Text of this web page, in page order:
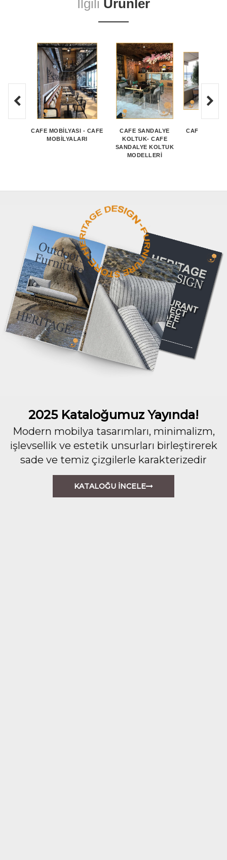
İlgili Ürünler
CAFE MOBİLYASI - CAFE
MOBİLYALARI
CAFE SANDALYE
KOLTUK- CAFE
SANDALYE KOLTUK
MODELLERİ
CAFE
2025 Kataloğumuz Yayında!
Modern mobilya tasarımları, minimalizm,
işlevsellik ve estetik unsurları birleştirerek
sade ve temiz çizgilerle karakterizedir
KATALOĞU İNCELE